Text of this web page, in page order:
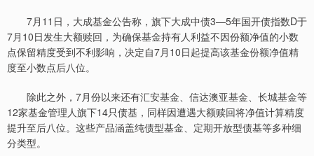
7月11日，大成基金公告称，旗下大成中债3—5年国开债指数D于
7月10日发生大额赎回，为确保基金持有人利益不因份额净值的小数
点保留精度受到不利影响，决定自7月10日起提高该基金份额净值精
度至小数点后八位。
除此之外，7月份以来还有汇安基金、信达澳亚基金、长城基金等
12家基金管理人旗下14只债基，同样因遭遇大额赎回将净值计算精度
提升至后八位。这些产品涵盖纯债型基金、定期开放型债基等多种细
分类型。